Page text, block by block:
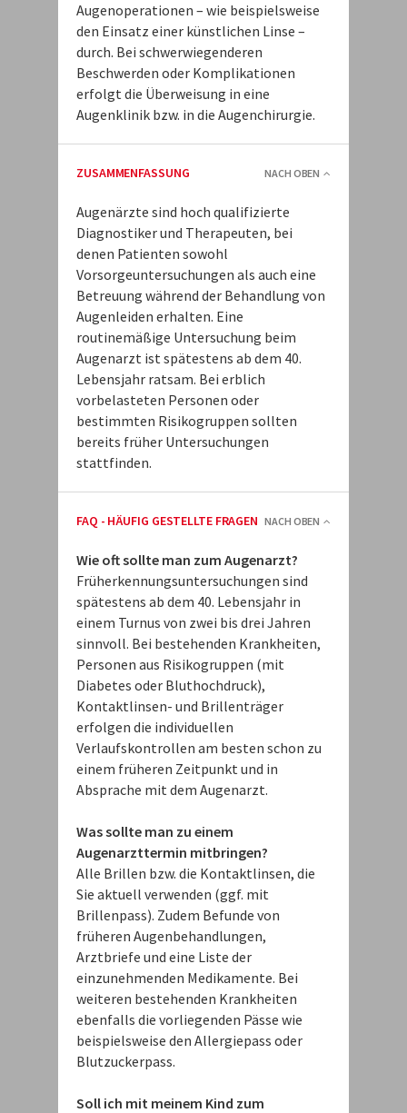
Augenoperationen – wie beispielsweise
den Einsatz einer künstlichen Linse –
durch. Bei schwerwiegenderen
Beschwerden oder Komplikationen
erfolgt die Überweisung in eine
Augenklinik bzw. in die Augenchirurgie.
ZUSAMMENFASSUNG NACH OBEN
Augenärzte sind hoch qualifizierte
Diagnostiker und Therapeuten, bei
denen Patienten sowohl
Vorsorgeuntersuchungen als auch eine
Betreuung während der Behandlung von
Augenleiden erhalten. Eine
routinemäßige Untersuchung beim
Augenarzt ist spätestens ab dem 40.
Lebensjahr ratsam. Bei erblich
vorbelasteten Personen oder
bestimmten Risikogruppen sollten
bereits früher Untersuchungen
stattfinden.
FAQ - HÄUFIG GESTELLTE FRAGEN NACH OBEN
Wie oft sollte man zum Augenarzt?
Früherkennungsuntersuchungen sind
spätestens ab dem 40. Lebensjahr in
einem Turnus von zwei bis drei Jahren
sinnvoll. Bei bestehenden Krankheiten,
Personen aus Risikogruppen (mit
Diabetes oder Bluthochdruck),
Kontaktlinsen- und Brillenträger
erfolgen die individuellen
Verlaufskontrollen am besten schon zu
einem früheren Zeitpunkt und in
Absprache mit dem Augenarzt.
Was sollte man zu einem
Augenarzttermin mitbringen?
Alle Brillen bzw. die Kontaktlinsen, die
Sie aktuell verwenden (ggf. mit
Brillenpass). Zudem Befunde von
früheren Augenbehandlungen,
Arztbriefe und eine Liste der
einzunehmenden Medikamente. Bei
weiteren bestehenden Krankheiten
ebenfalls die vorliegenden Pässe wie
beispielsweise den Allergiepass oder
Blutzuckerpass.
Soll ich mit meinem Kind zum